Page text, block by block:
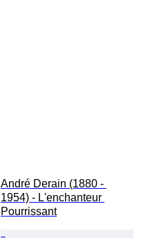
André Derain (1880 -
1954) - L'enchanteur
Pourrissant